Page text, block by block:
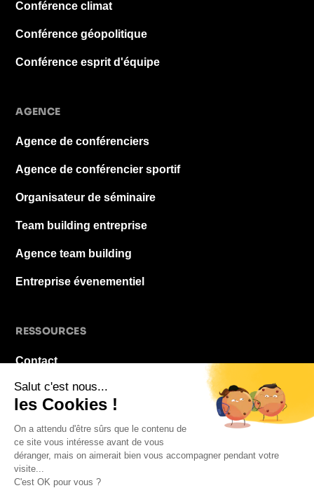
Conférence climat
Conférence géopolitique
Conférence esprit d'équipe
AGENCE
Agence de conférenciers
Agence de conférencier sportif
Organisateur de séminaire
Team building entreprise
Agence team building
Entreprise évenementiel
RESSOURCES
Contact
À propos
FAQ